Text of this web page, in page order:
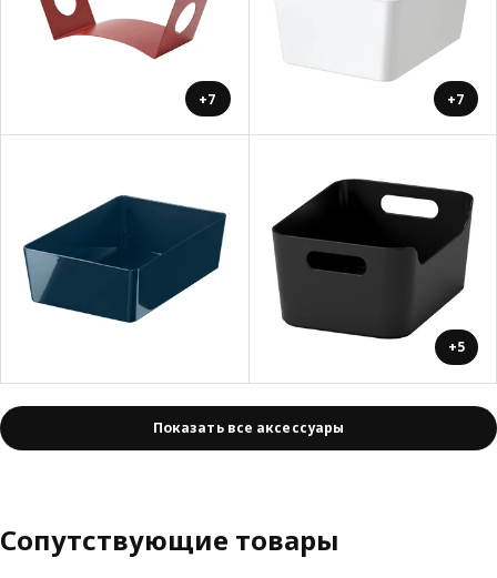
+7 +7
+5
Показать все аксессуары
Сопутствующие товары